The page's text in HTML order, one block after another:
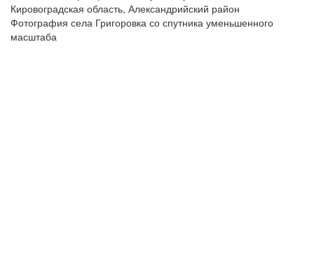
Фотография села Григоровка со спутника уменьшенного
масштаба